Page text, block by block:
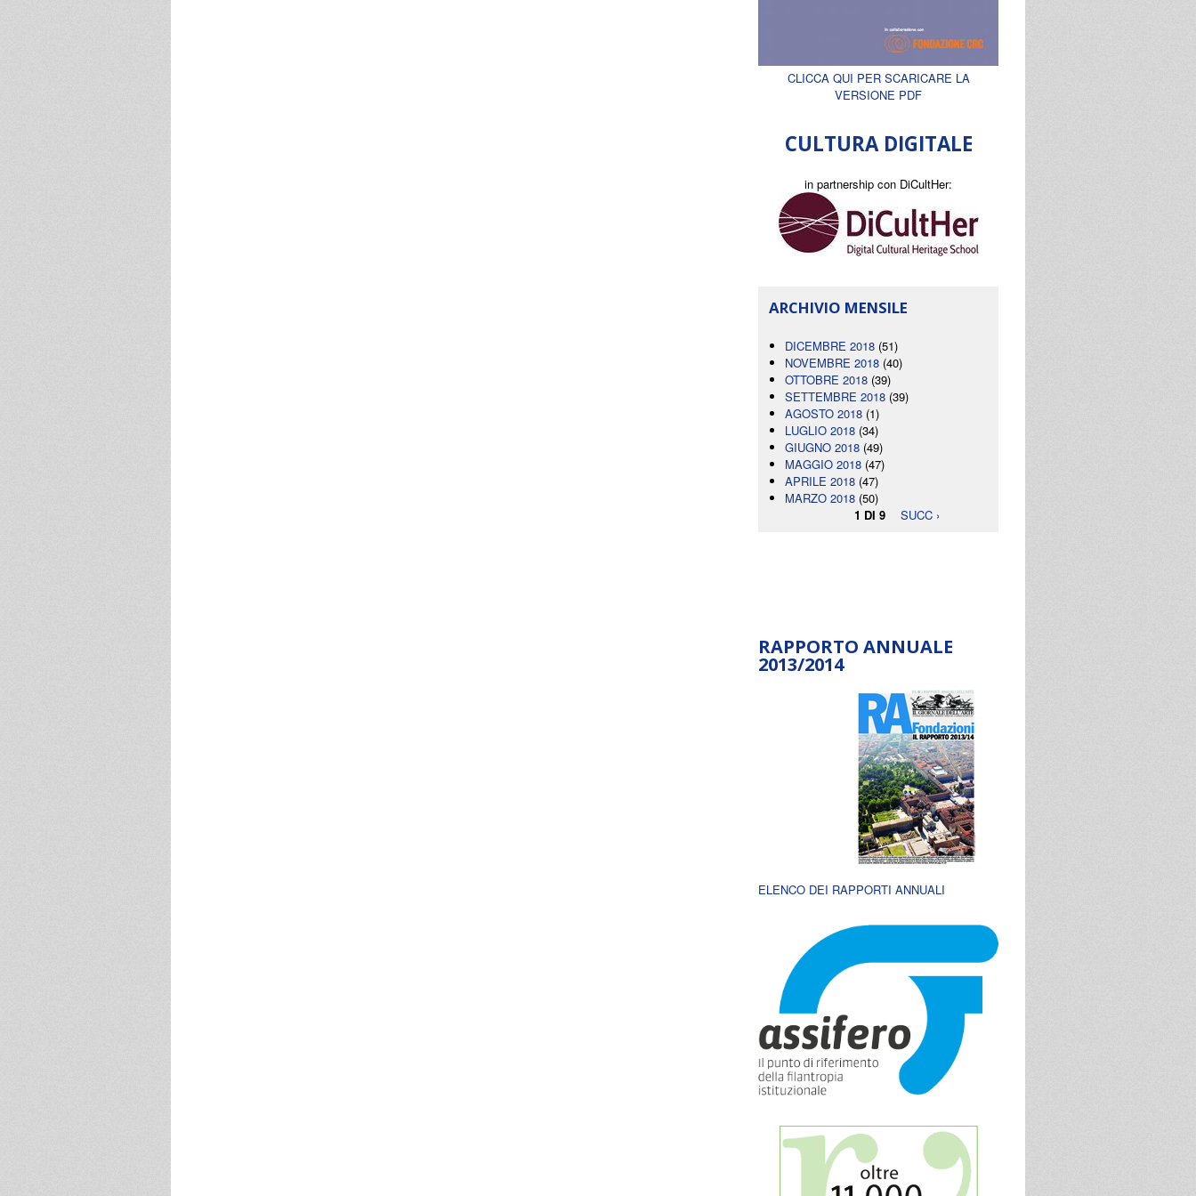
CLICCA QUI PER SCARICARE LA
VERSIONE PDF
CULTURA DIGITALE
in partnership con DiCultHer:
ARCHIVIO MENSILE
DICEMBRE 2018 (51)
NOVEMBRE 2018 (40)
OTTOBRE 2018 (39)
SETTEMBRE 2018 (39)
AGOSTO 2018 (1)
LUGLIO 2018 (34)
GIUGNO 2018 (49)
MAGGIO 2018 (47)
APRILE 2018 (47)
MARZO 2018 (50)
1 DI 9
SUCC ›
RAPPORTO ANNUALE
2013/2014
ELENCO DEI RAPPORTI ANNUALI